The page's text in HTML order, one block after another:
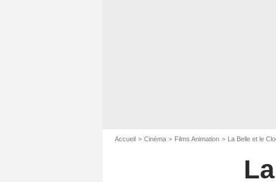
Accueil Cinéma Films Animation La Belle et le